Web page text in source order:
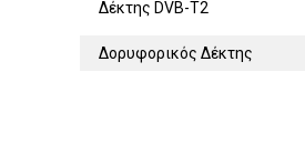
Δέκτης DVB-T2
Δορυφορικός Δέκτης